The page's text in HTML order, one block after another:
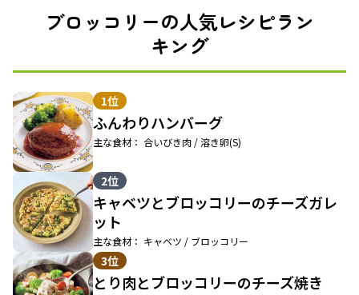
ブロッコリーの人気レシピラン
キング
1位
ふんわりハンバーグ
主な食材： 合いびき肉 / 溶き卵(S)
2位
キャベツとブロッコリーのチーズガレ
ット
主な食材： キャベツ / ブロッコリー
3位
とり肉とブロッコリーのチーズ焼き